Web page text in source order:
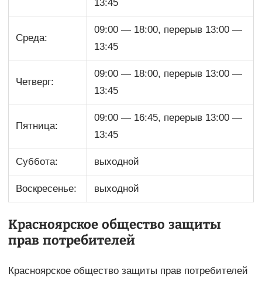
13:45
Среда:
09:00 — 18:00, перерыв 13:00 —
13:45
Четверг:
09:00 — 18:00, перерыв 13:00 —
13:45
Пятница:
09:00 — 16:45, перерыв 13:00 —
13:45
Суббота: выходной
Воскресенье: выходной
Красноярское общество защиты
прав потребителей
Красноярское общество защиты прав потребителей